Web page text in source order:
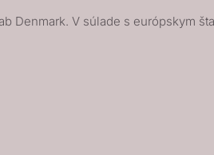
Denmark. V súlade s európskym